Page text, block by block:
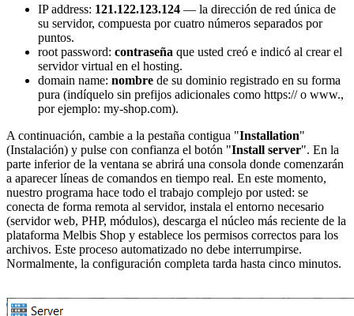
IP address: 121.122.123.124 — la dirección de red única de
su servidor, compuesta por cuatro números separados por
puntos.
root password: contraseña que usted creó e indicó al crear el
servidor virtual en el hosting.
domain name: nombre de su dominio registrado en su forma
pura (indíquelo sin prefijos adicionales como https:// o www.,
por ejemplo: my-shop.com).
A continuación, cambie a la pestaña contigua "Installation"
(Instalación) y pulse con confianza el botón "Install server". En la
parte inferior de la ventana se abrirá una consola donde comenzarán
a aparecer líneas de comandos en tiempo real. En este momento,
nuestro programa hace todo el trabajo complejo por usted: se
conecta de forma remota al servidor, instala el entorno necesario
(servidor web, PHP, módulos), descarga el núcleo más reciente de la
plataforma Melbis Shop y establece los permisos correctos para los
archivos. Este proceso automatizado no debe interrumpirse.
Normalmente, la configuración completa tarda hasta cinco minutos.